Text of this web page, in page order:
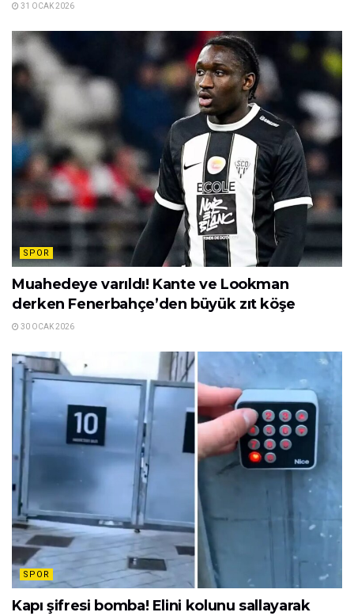
31 OCAK 2026
SPOR
Muahedeye varıldı! Kante ve Lookman
derken Fenerbahçe’den büyük zıt köşe
30 OCAK 2026
SPOR
Kapı şifresi bomba! Elini kolunu sallayarak